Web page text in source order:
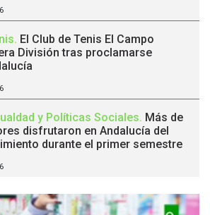
. El Club de Tenis El Campo
División tras proclamarse
y Políticas Sociales. Más de
disfrutaron en Andalucía del
durante el primer semestre